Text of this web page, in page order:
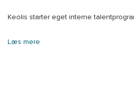
Keolis starter eget interne
Læs mere